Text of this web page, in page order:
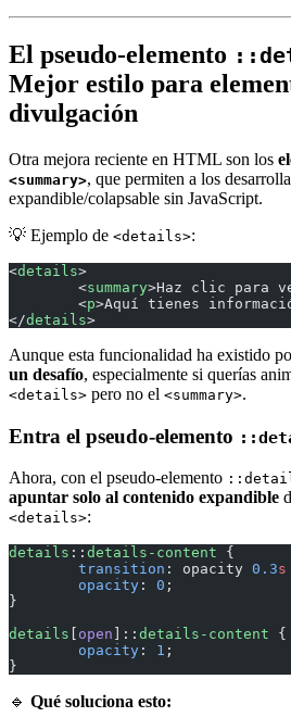
El pseudo-elemento
Mejor estilo para
divulgación
Otra mejora reciente en HTML son los
<summary>, que permiten a los
expandible/colapsable sin JavaScript.
💡 Ejemplo de <details>:
<details>
	<
summary>Haz clic para
	<
p>Aquí tienes
</details>
Aunque esta funcionalidad ha existido
un desafío, especialmente si querías
<details> pero no el <summary>.
Entra el pseudo-elemento
Ahora, con el pseudo-elemento
apuntar solo al contenido expandible
<details>:
details :: details-content {
	transition
: opacity 0.3s
	opacity
: 0 ;
}
details
open ]:: details-content {
	opacity
: 1 ;
}
🔹 Qué soluciona esto: